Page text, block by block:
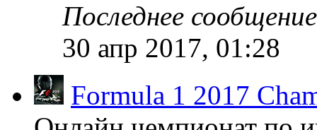
Последнее сообщение
30 апр 2017, 01:28
Formula 1 2017